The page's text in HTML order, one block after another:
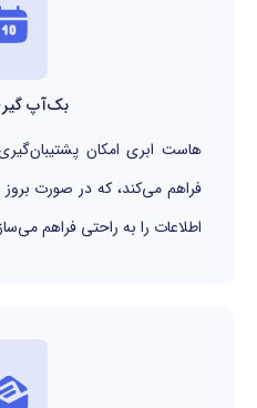
بک‌آپ
هاست ابری امکان
فراهم می‌کند، که در صورت بروز
اطلاعات را به راحتی فراهم